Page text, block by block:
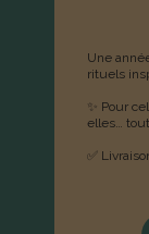
Une
rituels
✨ Pour
elles…
✅